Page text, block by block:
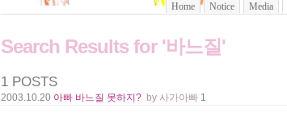
Home Notice Media
Search Results for '바느질'
1 POSTS
2003.10.20 아빠 바느질 못하지? by 사가아빠 1